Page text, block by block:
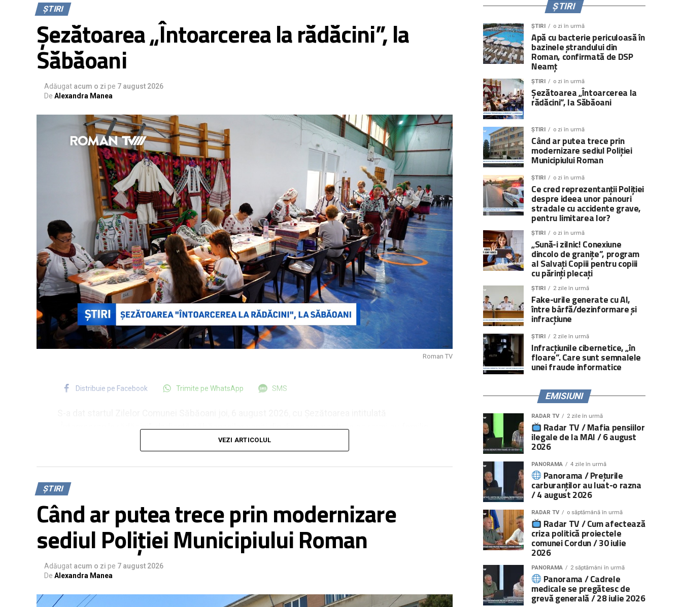
Direcției de Sănătate Publică Neamț
Într-un anunț pe pagina oficială, Primăria Municipiului Roman a precizat că se închid bazinele,
sfârșit de săptămână”, „efectele fenomenelor meteorologice înregistrate în cursul zilei de ieri,
inclusiv furtuna de nisip” și „depășiri ale unor indicatori privind calitatea apei”, fără a face
referire la bacteria depistată în urma analizelor.
Specialiștii spun că astfel de situații apar atunci când utilizatorii nu folosesc corespunzător
bazinele de înot, mai precis atunci când urinează în bazine, nefiind recomandată clorinarea
excesivă a acestora.
Rămâne de văzut în cât timp situația va fi remediată.
Pseudomonas aeruginosa poate cauza:
ȘTIRI
Șezătoarea „Întoarcerea la rădăcini”, la
Săbăoani
Adăugat acum o zi pe 7 august 2026
De Alexandra Manea
Roman TV
Distribuie pe Facebook Trimite pe WhatsApp SMS
„Întoarcerea la rădăcini”, dedicată săbăonenilor veniți din diaspora, pentru a se reuni cu familia
Meșteșugurile de odinioară au fost expuse în ateliere pregătite pentru cei care au trecut
Distribuie pe Facebook Trimite pe WhatsApp
VEZI ARTICOLUL
ȘTIRI
Când ar putea trece prin modernizare
sediul Poliției Municipiului Roman
Adăugat acum o zi pe 7 august 2026
De Alexandra Manea
ȘTIRI
ȘTIRI o zi în urmă
Apă cu bacterie periculoasă în
bazinele ștrandului din
Roman, confirmată de DSP
Neamț
ȘTIRI o zi în urmă
Șezătoarea „Întoarcerea la
rădăcini”, la Săbăoani
ȘTIRI o zi în urmă
Când ar putea trece prin
modernizare sediul Poliției
Municipiului Roman
ȘTIRI o zi în urmă
Ce cred reprezentanții Poliției
despre ideea unor panouri
stradale cu accidente grave,
pentru limitarea lor?
ȘTIRI o zi în urmă
„Sună-i zilnic! Conexiune
dincolo de granițe”, program
al Salvați Copiii pentru copiii
cu părinți plecați
ȘTIRI 2 zile în urmă
Fake-urile generate cu AI,
între bârfă/dezinformare și
infracțiune
ȘTIRI 2 zile în urmă
Infracțiunile cibernetice, „în
floare”. Care sunt semnalele
unei fraude informatice
EMISIUNI
RADAR TV 2 zile în urmă
Radar TV / Mafia pensiilor
ilegale de la MAI / 6 august
2026
PANORAMA 4 zile în urmă
Panorama / Prețurile
carburanților au luat-o razna
/ 4 august 2026
RADAR TV o săptămână în urmă
Radar TV / Cum afectează
criza politică proiectele
comunei Cordun / 30 iulie
2026
PANORAMA 2 săptămâni în urmă
Panorama / Cadrele
medicale se pregătesc de
grevă generală / 28 iulie 2026